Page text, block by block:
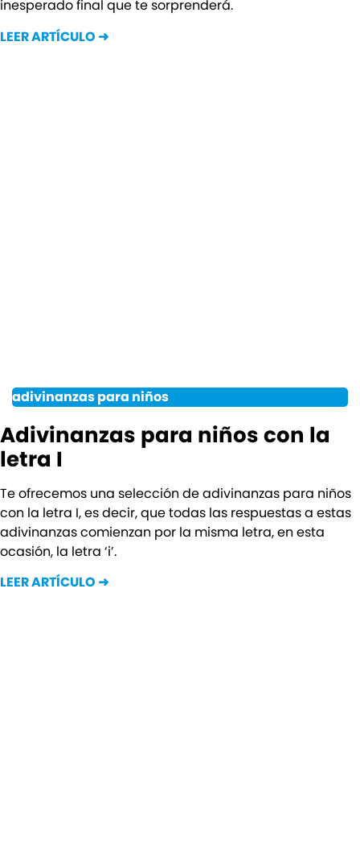
inesperado final que te sorprenderá.
LEER ARTÍCULO ➜
adivinanzas para niños
Adivinanzas para niños con la
letra I
Te ofrecemos una selección de adivinanzas para niños
con la letra I, es decir, que todas las respuestas a estas
adivinanzas comienzan por la misma letra, en esta
ocasión, la letra ‘i’.
LEER ARTÍCULO ➜